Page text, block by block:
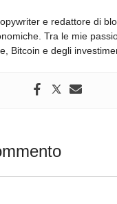
e redattore di
Tra le mie
Bitcoin e degli